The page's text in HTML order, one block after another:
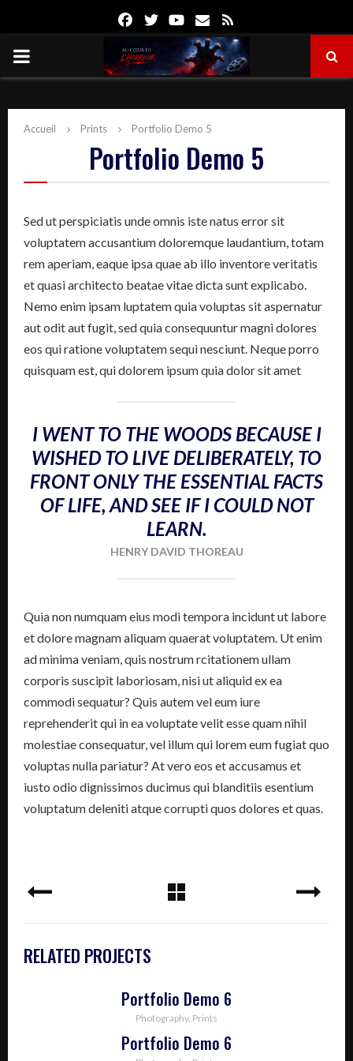
FacebookTwitterYoutube
Email
PRIMARY
Accueil Prints Portfolio Demo 5
Portfolio Demo 5
Sed ut perspiciatis unde omnis iste natus error sit
voluptatem accusantium doloremque laudantium, totam
rem aperiam, eaque ipsa quae ab illo inventore veritatis
et quasi architecto beatae vitae dicta sunt explicabo.
Nemo enim ipsam luptatem quia voluptas sit aspernatur
aut odit aut fugit, sed quia consequuntur magni dolores
eos qui ratione voluptatem sequi nesciunt. Neque porro
quisquam est, qui dolorem ipsum quia dolor sit amet
I WENT TO THE WOODS BECAUSE I
WISHED TO LIVE DELIBERATELY, TO
FRONT ONLY THE ESSENTIAL FACTS
OF LIFE, AND SEE IF I COULD NOT
LEARN.
HENRY DAVID THOREAU
Quia non numquam eius modi tempora incidunt ut labore
et dolore magnam aliquam quaerat voluptatem. Ut enim
ad minima veniam, quis nostrum rcitationem ullam
corporis suscipit laboriosam, nisi ut aliquid ex ea
commodi sequatur? Quis autem vel eum iure
reprehenderit qui in ea voluptate velit esse quam nihil
molestiae consequatur, vel illum qui lorem eum fugiat quo
voluptas nulla pariatur? At vero eos et accusamus et
iusto odio dignissimos ducimus qui blanditiis esentium
voluptatum deleniti atque corrupti quos dolores et quas.
RELATED PROJECTS
Portfolio Demo 6
Photography, Prints
Portfolio Demo 6